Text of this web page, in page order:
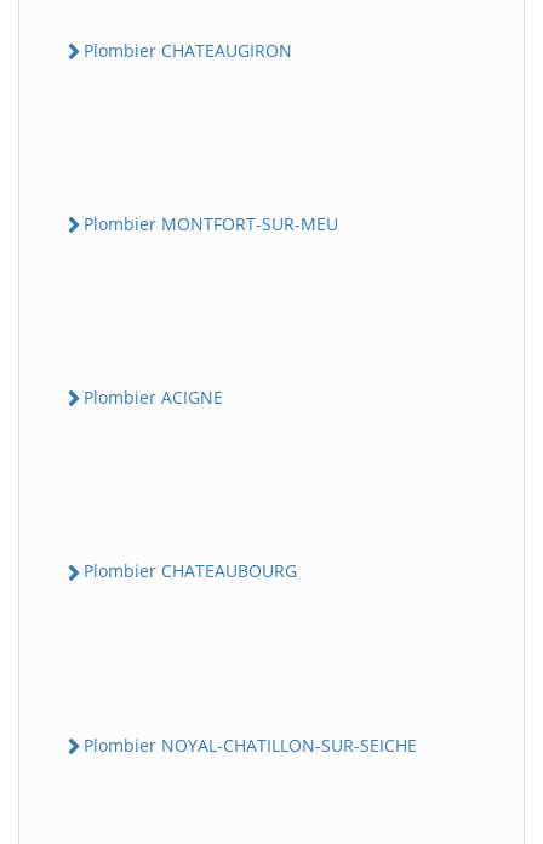
Plombier CHATEAUGIRON
Plombier MONTFORT-SUR-MEU
Plombier ACIGNE
Plombier CHATEAUBOURG
Plombier NOYAL-CHATILLON-SUR-SEICHE